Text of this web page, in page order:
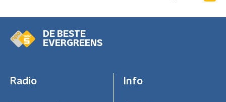
DE BESTE
EVERGREENS
Radio Info